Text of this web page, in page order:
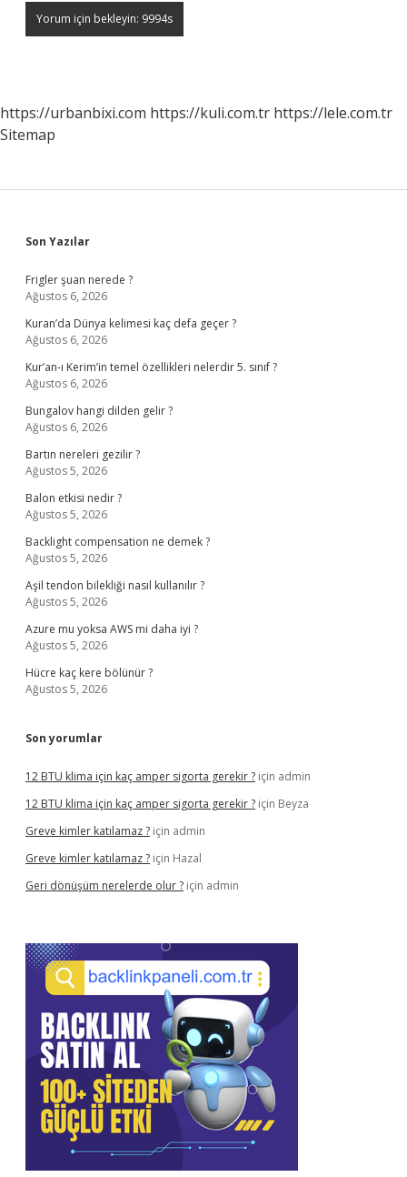
https://urbanbixi.com https://kuli.com.tr https://lele.com.tr
Sitemap
Sidebar
Son Yazılar
Frigler şuan nerede ?
Ağustos 6, 2026
Kuran’da Dünya kelimesi kaç defa geçer ?
Ağustos 6, 2026
Kur’an-ı Kerim’in temel özellikleri nelerdir 5. sınıf ?
Ağustos 6, 2026
Bungalov hangi dilden gelir ?
Ağustos 6, 2026
Bartın nereleri gezilir ?
Ağustos 5, 2026
Balon etkisi nedir ?
Ağustos 5, 2026
Backlight compensation ne demek ?
Ağustos 5, 2026
Aşil tendon bilekliği nasıl kullanılır ?
Ağustos 5, 2026
Azure mu yoksa AWS mi daha iyi ?
Ağustos 5, 2026
Hücre kaç kere bölünür ?
Ağustos 5, 2026
Son yorumlar
12 BTU klima için kaç amper sigorta gerekir ? için admin
12 BTU klima için kaç amper sigorta gerekir ? için Beyza
Greve kimler katılamaz ? için admin
Greve kimler katılamaz ? için Hazal
Geri dönüşüm nerelerde olur ? için admin